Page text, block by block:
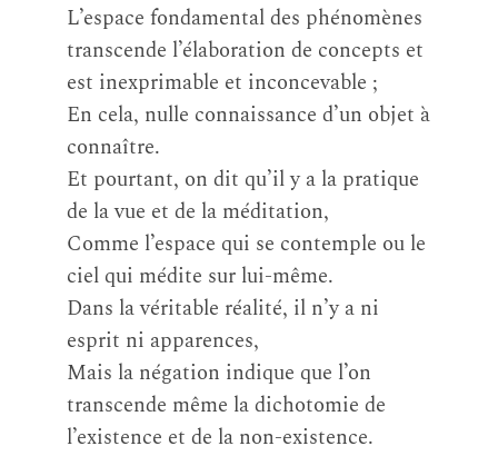
L’espace fondamental des phénomènes
transcende l’élaboration de concepts et
est inexprimable et inconcevable ;
En cela, nulle connaissance d’un objet à
connaître.
Et pourtant, on dit qu’il y a la pratique
de la vue et de la méditation,
Comme l’espace qui se contemple ou le
ciel qui médite sur lui-même.
Dans la véritable réalité, il n’y a ni
esprit ni apparences,
Mais la négation indique que l’on
transcende même la dichotomie de
l’existence et de la non-existence.